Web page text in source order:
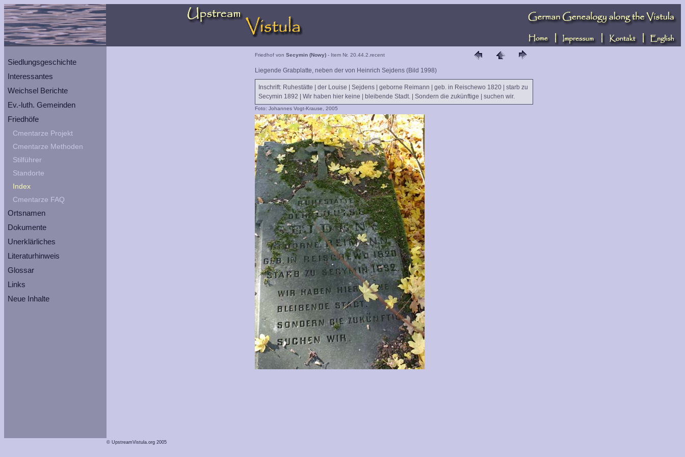
Siedlungsgeschichte
Interessantes
Weichsel Berichte
Ev.-luth. Gemeinden
Friedhöfe
Cmentarze Projekt
Cmentarze Methoden
Stilführer
Standorte
Index
Cmentarze FAQ
Ortsnamen
Dokumente
Unerklärliches
Literaturhinweis
Glossar
Links
Neue Inhalte
Friedhof von Secymin (Nowy)- Item Nr. 20.44.2.recent
Liegende Grabplatte, neben der von Heinrich Sejdens (Bild 1998)
Inschrift: Ruhestätte | der Louise | Sejdens | geborne Reimann | geb. in Reischewo 1820 | starb zu
Secymin 1892 | Wir haben hier keine | bleibende Stadt. | Sondern die zukünftige | suchen wir.
Foto: Johannes Vogt-Krause, 2005
© UpstreamVistula.org 2005